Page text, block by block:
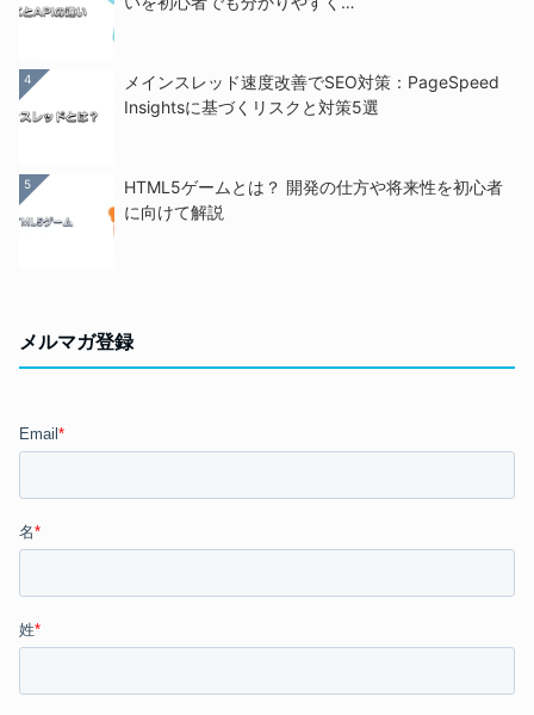
4
メインスレッド速度改善でSEO対策：PageSpeed
Insightsに基づくリスクと対策5選
5
HTML5ゲームとは？ 開発の仕方や将来性を初心者
に向けて解説
メルマガ登録